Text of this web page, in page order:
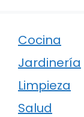
Cocina
Jardinería
Limpieza
Salud